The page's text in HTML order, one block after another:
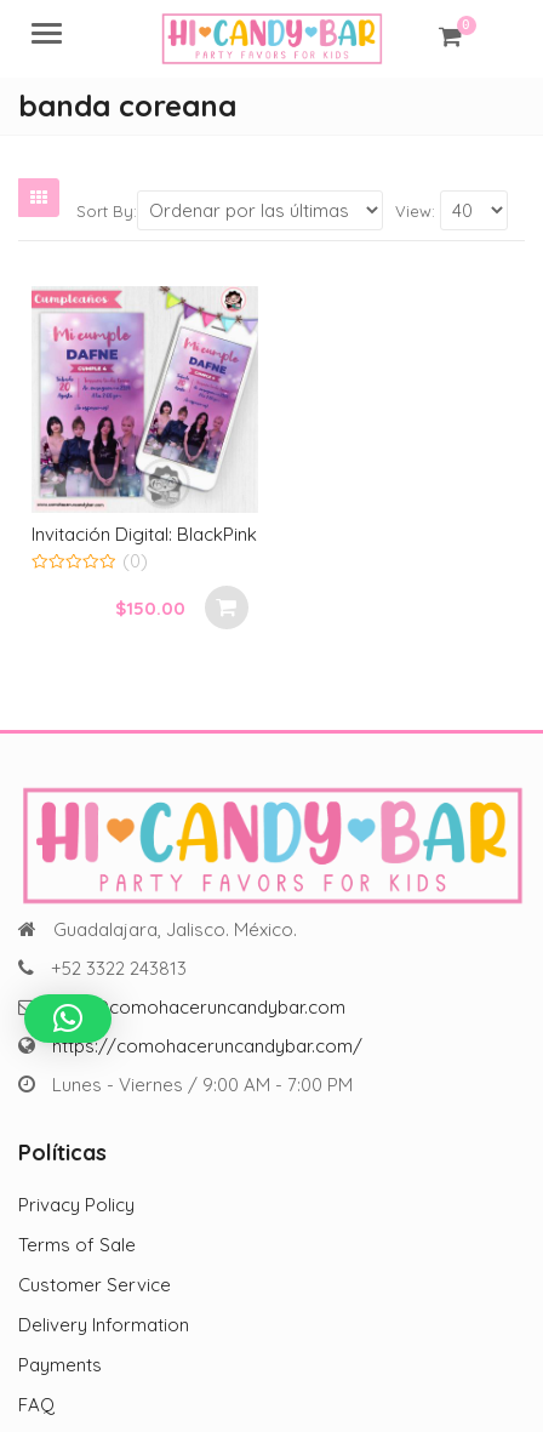
Menu 0
banda coreana
Sort By: View:
Invitación Digital: BlackPink
(0)
$150.00
Guadalajara, Jalisco. México.
+52 3322 243813
hola@comohaceruncandybar.com
https://comohaceruncandybar.com/
Lunes - Viernes / 9:00 AM - 7:00 PM
Políticas
Privacy Policy
Terms of Sale
Customer Service
Delivery Information
Payments
FAQ